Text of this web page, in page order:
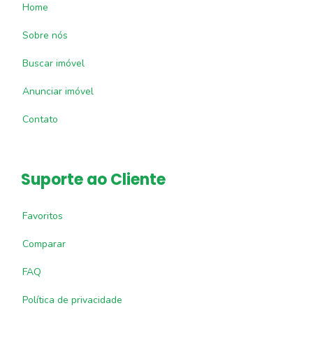
Home
Sobre nós
Buscar imóvel
Anunciar imóvel
Contato
Suporte ao Cliente
Favoritos
Comparar
FAQ
Política de privacidade